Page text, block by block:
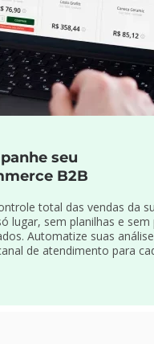
seu
B2B
total das vendas da
lugar, sem planilhas e sem
Automatize suas
de atendimento para